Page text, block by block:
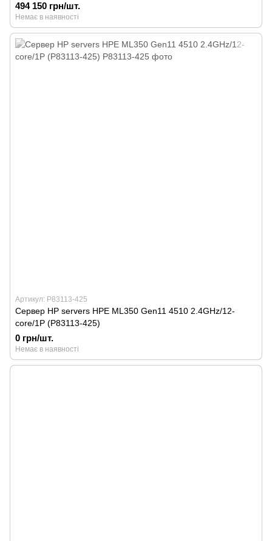
494 150 грн/шт.
Немає в наявності
Артикул: P83113-425
Сервер HP servers HPE ML350 Gen11 4510 2.4GHz/12-
core/1P (P83113-425)
0 грн/шт.
Немає в наявності